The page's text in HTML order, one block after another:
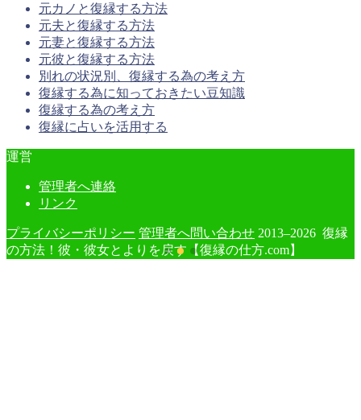
元カノと復縁する方法
元夫と復縁する方法
元妻と復縁する方法
元彼と復縁する方法
別れの状況別、復縁する為の考え方
復縁する為に知っておきたい豆知識
復縁する為の考え方
復縁に占いを活用する
運営
管理者へ連絡
リンク
プライバシーポリシー 管理者へ問い合わせ 2013–2026 復縁
の方法！彼・彼女とよりを戻す【復縁の仕方.com】